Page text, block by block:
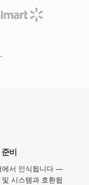
비
에서 인식됩니다 —
시스템과 호환됩